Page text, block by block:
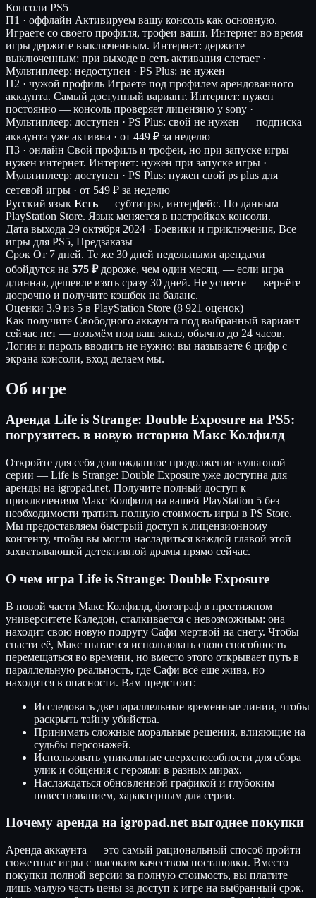
Консоли PS5
П1 · оффлайн Активируем вашу консоль как основную.
Играете со своего профиля, трофеи ваши. Интернет во время
игры держите выключенным. Интернет: держите
выключенным: при выходе в сеть активация слетает ·
Мультиплеер: недоступен · PS Plus: не нужен
П2 · чужой профиль Играете под профилем арендованного
аккаунта. Самый доступный вариант. Интернет: нужен
постоянно — консоль проверяет лицензию у sony ·
Мультиплеер: доступен · PS Plus: свой не нужен — подписка
аккаунта уже активна · от 449 ₽ за неделю
П3 · онлайн Свой профиль и трофеи, но при запуске игры
нужен интернет. Интернет: нужен при запуске игры ·
Мультиплеер: доступен · PS Plus: нужен свой ps plus для
сетевой игры · от 549 ₽ за неделю
Русский язык Есть — субтитры, интерфейс. По данным
PlayStation Store. Язык меняется в настройках консоли.
Дата выхода 29 октября 2024 · Боевики и приключения, Все
игры для PS5, Предзаказы
Срок От 7 дней. Те же 30 дней недельными арендами
обойдутся на 575 ₽дороже, чем один месяц, — если игра
длинная, дешевле взять сразу 30 дней. Не успеете — вернёте
досрочно и получите кэшбек на баланс.
Оценки 3.9 из 5 в PlayStation Store (8 921 оценок)
Как получите Свободного аккаунта под выбранный вариант
сейчас нет — возьмём под ваш заказ, обычно до 24 часов.
Логин и пароль вводить не нужно: вы называете 6 цифр с
экрана консоли, вход делаем мы.
Об игре
Аренда Life is Strange: Double Exposure на PS5:
погрузитесь в новую историю Макс Колфилд
Откройте для себя долгожданное продолжение культовой
серии — Life is Strange: Double Exposure уже доступна для
аренды на igropad.net. Получите полный доступ к
приключениям Макс Колфилд на вашей PlayStation 5 без
необходимости тратить полную стоимость игры в PS Store.
Мы предоставляем быстрый доступ к лицензионному
контенту, чтобы вы могли насладиться каждой главой этой
захватывающей детективной драмы прямо сейчас.
О чем игра Life is Strange: Double Exposure
В новой части Макс Колфилд, фотограф в престижном
университете Каледон, сталкивается с невозможным: она
находит свою новую подругу Сафи мертвой на снегу. Чтобы
спасти её, Макс пытается использовать свою способность
перемещаться во времени, но вместо этого открывает путь в
параллельную реальность, где Сафи всё еще жива, но
находится в опасности. Вам предстоит:
Исследовать две параллельные временные линии, чтобы
раскрыть тайну убийства.
Принимать сложные моральные решения, влияющие на
судьбы персонажей.
Использовать уникальные сверхспособности для сбора
улик и общения с героями в разных мирах.
Наслаждаться обновленной графикой и глубоким
повествованием, характерным для серии.
Почему аренда на igropad.net выгоднее покупки
Аренда аккаунта — это самый рациональный способ пройти
сюжетные игры с высоким качеством постановки. Вместо
покупки полной версии за полную стоимость, вы платите
лишь малую часть цены за доступ к игре на выбранный срок.